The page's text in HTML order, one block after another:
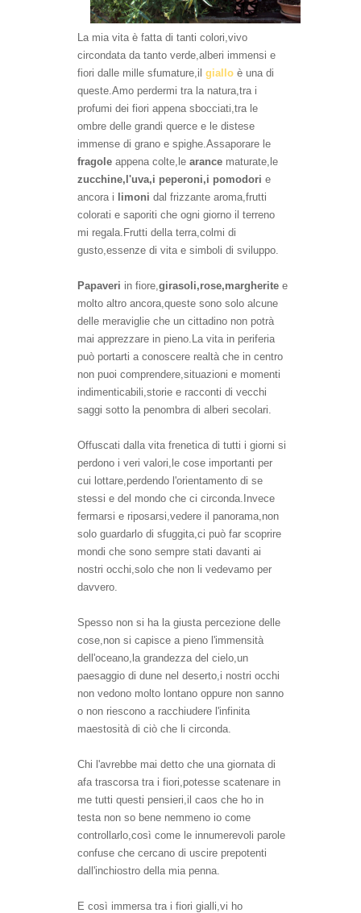
La mia vita è fatta di tanti colori,vivo
circondata da tanto verde,alberi immensi e
fiori dalle mille sfumature,il giallo è una di
queste.Amo perdermi tra la natura,tra i
profumi dei fiori appena sbocciati,tra le
ombre delle grandi querce e le distese
immense di grano e spighe.Assaporare le
fragole appena colte,le arance maturate ,le
zucchine,l'uva,i peperoni,i pomodori e
ancora i limoni dal frizzante aroma, frutti
colorati e saporiti che ogni giorno il terreno
mi regala.Frutti della terra, colmi di
gusto, essenze di vita e simboli di sviluppo.
Papaveri in fiore, girasoli,rose,margherite e
molto altro ancora, queste sono solo alcune
delle meraviglie che un cittadino non potrà
mai apprezzare in pieno. La vita in periferia
può portarti a conoscere realtà che in centro
non puoi comprendere,situazioni e momenti
indimenticabili,storie e racconti di vecchi
saggi sotto la penombra di alberi secolari.
Offuscati dalla vita frenetica di tutti i giorni si
perdono i veri valori,le cose importanti per
cui lottare,perdendo l'orientamento di se
stessi e del mondo che ci circonda.Invece
fermarsi e riposarsi, vedere il panorama non
solo guardarlo di sfuggita ci può far scoprire
mondi che sono sempre stati davanti ai
nostri occhi,solo che non li vedevamo per
davvero
Spesso non si ha la giusta percezione delle
cose,non si capisce a pieno l'immensità
dell'oceano,la grandezza del cielo,un
paesaggio di dune nel deserto,i nostri occhi
non vedono molto lontano oppure non sanno
o non riescono a racchiudere l'infinita
maestosità di ciò che li circonda.
Chi l'avrebbe mai detto che una giornata di
afa trascorsa tra i fiori,potesse scatenare in
me tutti questi pensieri,il caos che ho in
testa non so bene nemmeno io come
controllarlo,così come le innumerevoli parole
confuse che cercano di uscire prepotenti
dall'inchiostro della mia penna.
E così immersa tra i fiori gialli,vi ho